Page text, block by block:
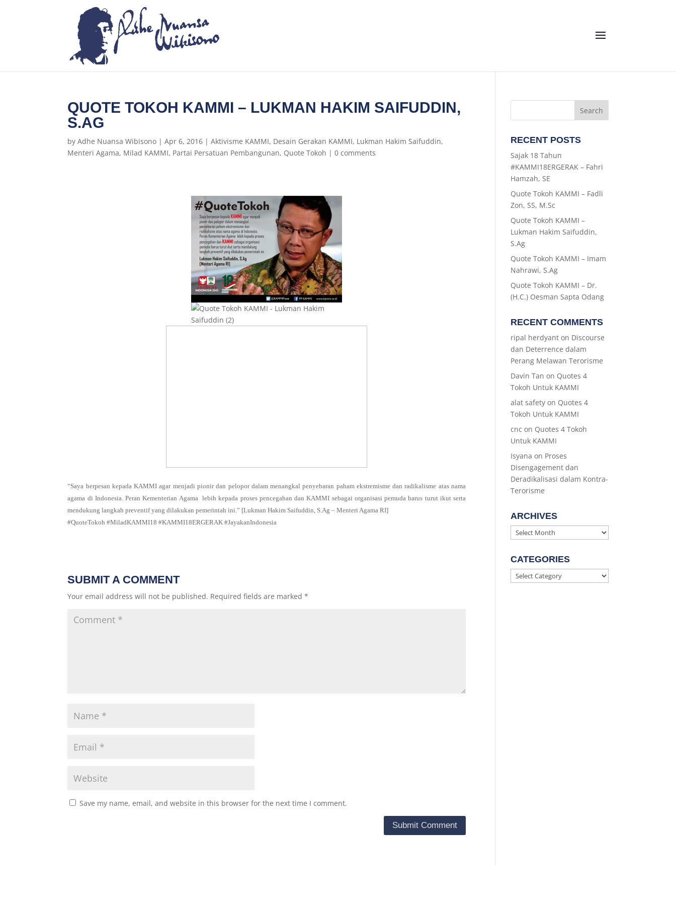
QUOTE TOKOH KAMMI – LUKMAN HAKIM SAIFUDDIN,
S.AG
byAdhe Nuansa Wibisono |Apr 6, 2016 |Aktivisme KAMMI, Desain Gerakan KAMMI, Lukman Hakim Saifuddin,
Menteri Agama, Milad KAMMI, Partai Persatuan Pembangunan, Quote Tokoh |0 comments
“Saya berpesan kepada KAMMI agar menjadi pionir dan pelopor dalam menangkal penyebaran paham ekstremisme dan radikalisme atas nama
agama di Indonesia. Peran Kementerian Agama lebih kepada proses pencegahan dan KAMMI sebagai organisasi pemuda harus turut ikut serta
mendukung langkah preventif yang dilakukan pemerintah ini.” [Lukman Hakim Saifuddin, S.Ag – Menteri Agama RI]
#QuoteTokoh #MiladKAMMI18 #KAMMI18ERGERAK #JayakanIndonesia
SUBMIT A COMMENT
Your email address will not be published. Required fields are marked*
Save my name, email, and website in this browser for the next time I comment.
RECENT POSTS
Sajak 18 Tahun
#KAMMI18ERGERAK – Fahri
Hamzah, SE
Quote Tokoh KAMMI – Fadli
Zon, SS, M.Sc
Quote Tokoh KAMMI –
Lukman Hakim Saifuddin,
S.Ag
Quote Tokoh KAMMI – Imam
Nahrawi, S.Ag
Quote Tokoh KAMMI – Dr.
(H.C.) Oesman Sapta Odang
RECENT COMMENTS
ripal herdyant on Discourse
dan Deterrence dalam
Perang Melawan Terorisme
Davin Tan on Quotes 4
Tokoh Untuk KAMMI
alat safety on Quotes 4
Tokoh Untuk KAMMI
cnc on Quotes 4 Tokoh
Untuk KAMMI
Isyana on Proses
Disengagement dan
Deradikalisasi dalam Kontra-
Terorisme
ARCHIVES
Archives
CATEGORIES
Categories